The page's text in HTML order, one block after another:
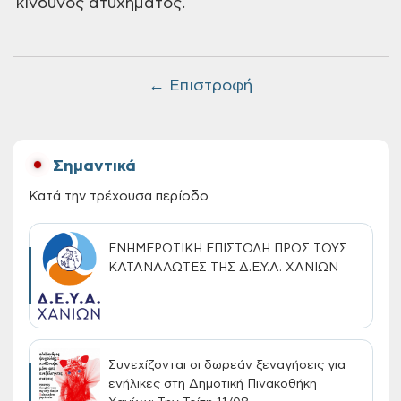
← Επιστροφή
κίνδυνος ατυχήματος.
Σημαντικά
Κατά την τρέχουσα περίοδο
ΕΝΗΜΕΡΩΤΙΚΗ ΕΠΙΣΤΟΛΗ ΠΡΟΣ ΤΟΥΣ
ΚΑΤΑΝΑΛΩΤΕΣ ΤΗΣ Δ.Ε.Υ.Α. ΧΑΝΙΩΝ
Συνεχίζονται οι δωρεάν ξεναγήσεις για
ενήλικες στη Δημοτική Πινακοθήκη